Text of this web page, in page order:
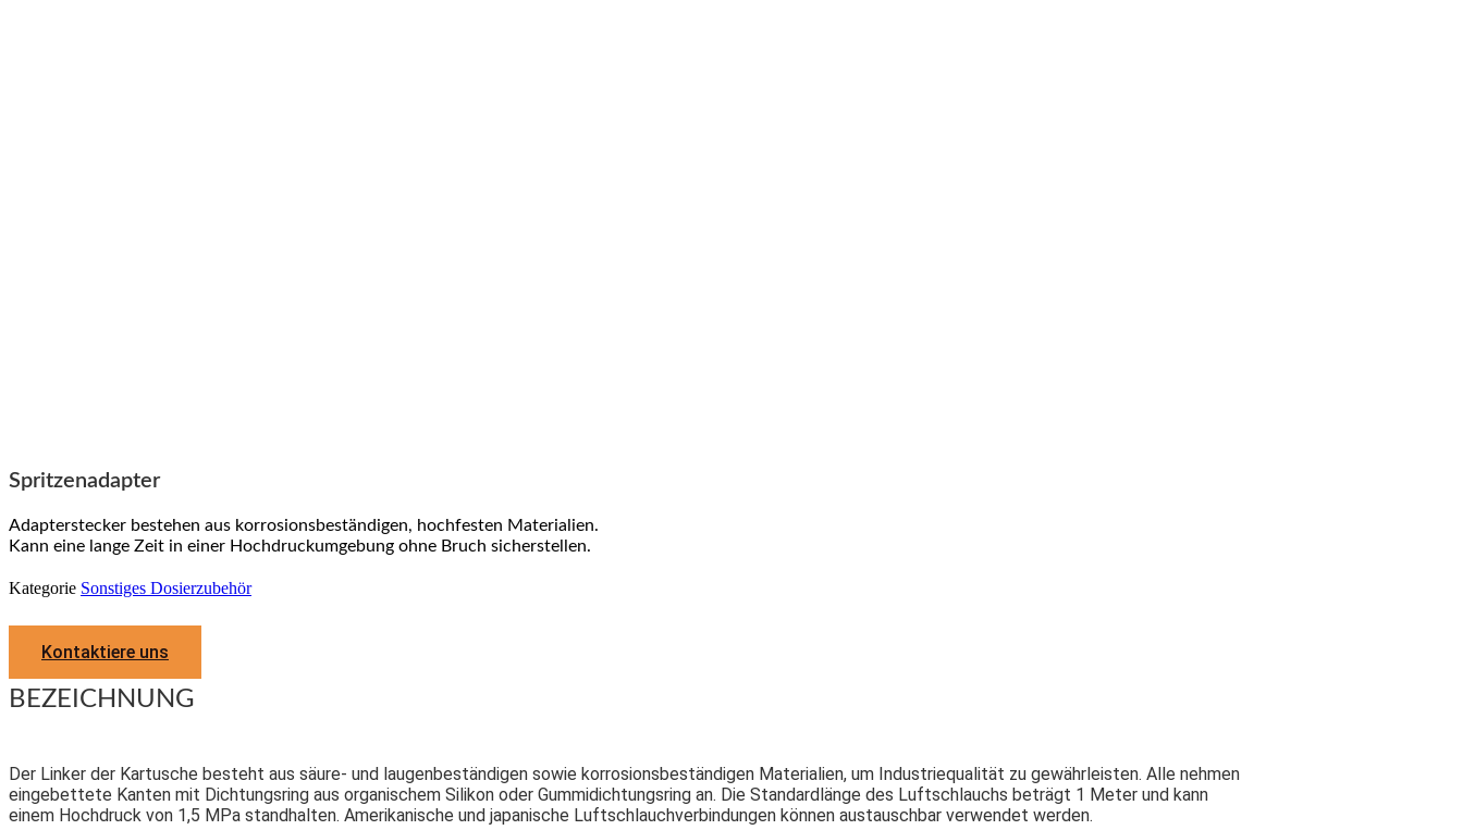
Spritzenadapter
Adapterstecker bestehen aus korrosionsbeständigen, hochfesten Materialien.
Kann eine lange Zeit in einer Hochdruckumgebung ohne Bruch sicherstellen.
Kategorie Sonstiges Dosierzubehör
Kontaktiere uns
BEZEICHNUNG
Der Linker der Kartusche besteht aus säure- und laugenbeständigen sowie korrosionsbeständigen Materialien, um Industriequalität zu gewährleisten. Alle nehmen
eingebettete Kanten mit Dichtungsring aus organischem Silikon oder Gummidichtungsring an. Die Standardlänge des Luftschlauchs beträgt 1 Meter und kann
einem Hochdruck von 1,5 MPa standhalten. Amerikanische und japanische Luftschlauchverbindungen können austauschbar verwendet werden.